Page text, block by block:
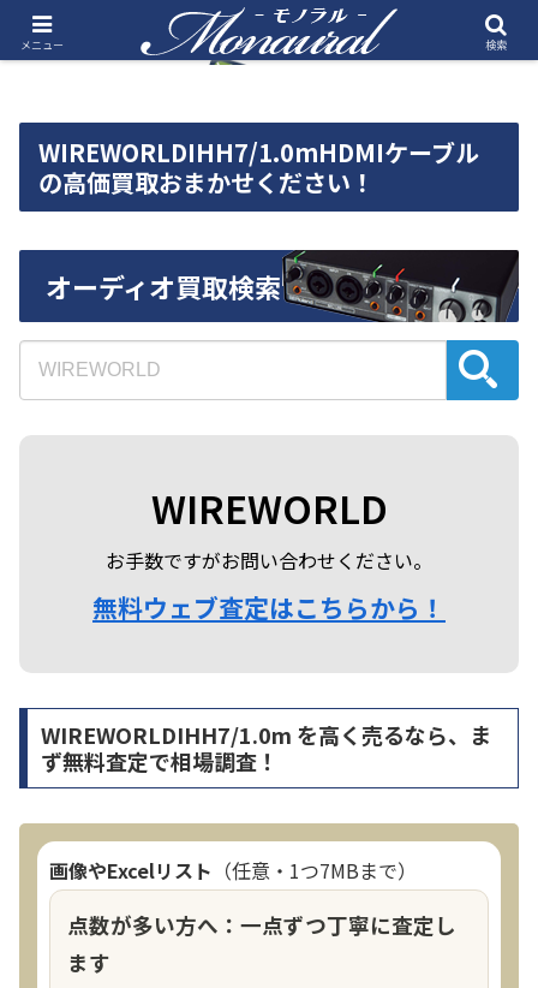
WIREWORLDIHH7/1.0mHDMIケーブル
の高価買取おまかせください！
オーディオ買取検索
WIREWORLD
お手数ですがお問い合わせください。
無料ウェブ査定はこちらから！
WIREWORLDIHH7/1.0m を高く売るなら、ま
ず無料査定で相場調査！
画像やExcelリスト （任意・1つ7MBまで）
点数が多い方へ：一点ずつ丁寧に査定し
ます
メニュー 検索